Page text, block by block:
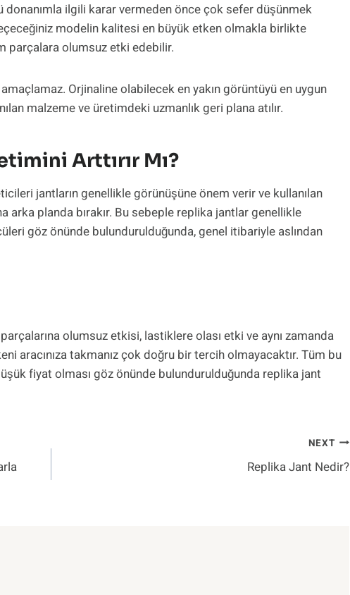
ilgili karar vermeden önce çok sefer düşünmek
modelin kalitesi en büyük etken olmakla birlikte
parçalara olumsuz etki edebilir.
Orjinaline olabilecek en yakın görüntüyü en uygun
malzeme ve üretimdeki uzmanlık geri plana atılır.
Arttırır Mı?
jantların genellikle görünüşüne önem verir ve kullanılan
arka planda bırakır. Bu sebeple replika jantlar genellikle
göz önünde bulundurulduğunda, genel itibariyle aslından
olumsuz etkisi, lastiklere olası etki ve aynı zamanda
aracınıza takmanız çok doğru bir tercih olmayacaktır. Tüm bu
fiyat olması göz önünde bulundurulduğunda replika jant
NEXT
Replika Jant Nedir?